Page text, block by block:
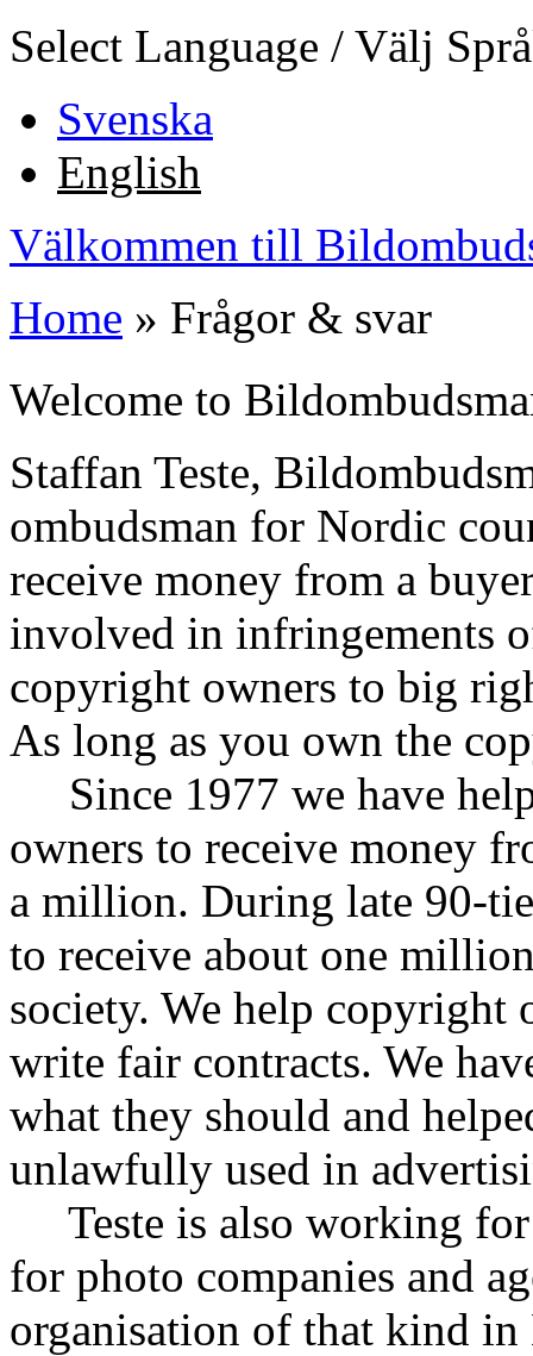
Jump to Content
Select Language / Välj
Svenska
English
Välkommen till
You are here
Home » Frågor & svar
Welcome to
Staffan Teste,
ombudsman for Nordic
receive money from a
involved in infringements
copyright owners to big
As long as you own the
Since 1977 we have
owners to receive money
a million. During late 90-
to receive about one
society. We help copyright
write fair contracts. We
what they should and
unlawfully used in
Teste is also working
for photo companies and
organisation of that kind in